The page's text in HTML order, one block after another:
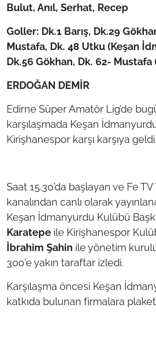
Bulut, Anıl, Serhat, Recep
Goller: Dk.1 Barış, Dk.29
Mustafa, Dk. 48 Utku (Keşan
Dk.56 Gökhan, Dk. 62- Mustafa
ERDOĞAN DEMİR
Edirne Süper Amatör Lig’de
karşılaşmada Keşan
Kirişhanespor karşı karşıya geldi.
Saat 15.30’da başlayan ve Fe
kanalından canlı olarak
Keşan İdmanyurdu Kulübü
Karatepeile Kirişhanespor
İbrahim Şahin ile yönetim
300’e yakın taraftar izledi.
Karşılaşma öncesi Keşan
katkıda bulunan firmalara
Genel
Politika
Flaş Haber
Dış Haberler
Magazin
İş Dünyası
English News
Canlı Maç
Finans
Genel-A
Gündem-Eğitim